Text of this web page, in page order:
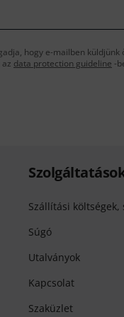
hogy e-mailben
data protection guideline -
Szállítási
Súgó
Utalványok
Kapcsolat
Szaküzlet